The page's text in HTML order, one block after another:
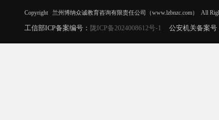
Copyright 兰州博纳众诚教育咨询有限责任公司（www.lzbnzc.com） All
工信部ICP备案编号： 陇ICP备2024008612号-1 公安机关备案号